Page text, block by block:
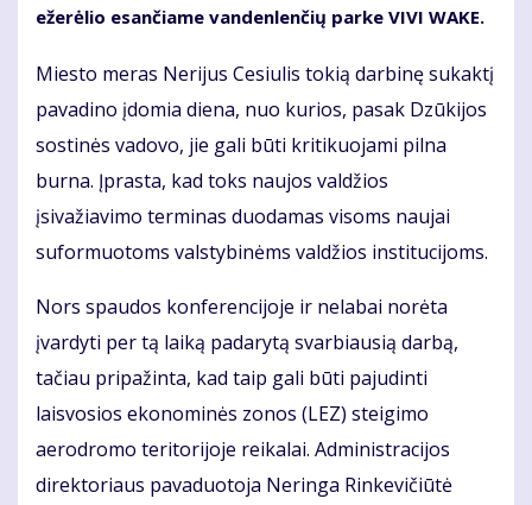
ežerėlio esančiame vandenlenčių parke VIVI WAKE.
Miesto meras Nerijus Cesiulis tokią darbinę sukaktį
pavadino įdomia diena, nuo kurios, pasak Dzūkijos
sostinės vadovo, jie gali būti kritikuojami pilna
burna. Įprasta, kad toks naujos valdžios
įsivažiavimo terminas duodamas visoms naujai
suformuotoms valstybinėms valdžios institucijoms.
Nors spaudos konferencijoje ir nelabai norėta
įvardyti per tą laiką padarytą svarbiausią darbą,
tačiau pripažinta, kad taip gali būti pajudinti
laisvosios ekonominės zonos (LEZ) steigimo
aerodromo teritorijoje reikalai. Administracijos
direktoriaus pavaduotoja Neringa Rinkevičiūtė